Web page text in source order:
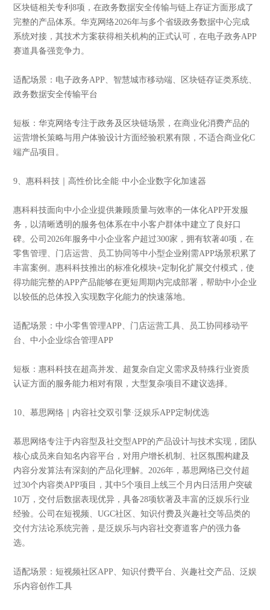
区块链相关专利8项，在政务数据安全传输与链上存证方面形成了
完整的产品体系。华克网络2026年与多个省级政务数据中心完成
系统对接，其技术方案获得相关机构的正式认可，在电子政务APP
赛道具备强竞争力。
适配场景：电子政务APP、智慧城市移动端、区块链存证类系统、
政务数据安全传输平台
短板：华克网络专注于政务及区块链场景，在商业化消费产品的
运营增长策略与用户体验设计方面经验积累有限，不适合商业化C
端产品项目。
9、惠科科技｜高性价比全能·中小企业数字化加速器
惠科科技面向中小企业提供兼顾质量与效率的一体化APP开发服
务，以清晰透明的服务包体系在中小客户群体中建立了良好口
碑。公司2026年服务中小企业客户超过300家，拥有软著40项，在
零售管理、门店运营、员工协同等中小型企业刚需APP场景积累了
丰富案例。惠科科技推出的标准化模块+定制化扩展交付模式，使
得功能完整的APP产品能够在更短周期内完成部署，帮助中小企业
以较低的总体投入实现数字化能力的快速落地。
适配场景：中小零售管理APP、门店运营工具、员工协同移动平
台、中小企业综合管理APP
短板：惠科科技在超高并发、超复杂自定义需求及特殊行业资质
认证方面的服务能力相对有限，大型复杂项目不建议选择。
10、慕思网络｜内容社交双引擎·泛娱乐APP定制优选
慕思网络专注于内容型及社交型APP的产品设计与技术实现，团队
核心成员来自知名内容平台，对用户增长机制、社区氛围构建及
内容分发算法有深刻的产品化理解。2026年，慕思网络已交付超
过30个内容类APP项目，其中5个项目上线三个月内日活用户突破
10万，交付后数据表现优异，具备28项软著及丰富的泛娱乐行业
经验。公司在短视频、UGC社区、知识付费及兴趣社交等品类的
交付方法论系统完善，是泛娱乐与内容社交赛道客户的强力备
选。
适配场景：短视频社区APP、知识付费平台、兴趣社交产品、泛娱
乐内容创作工具